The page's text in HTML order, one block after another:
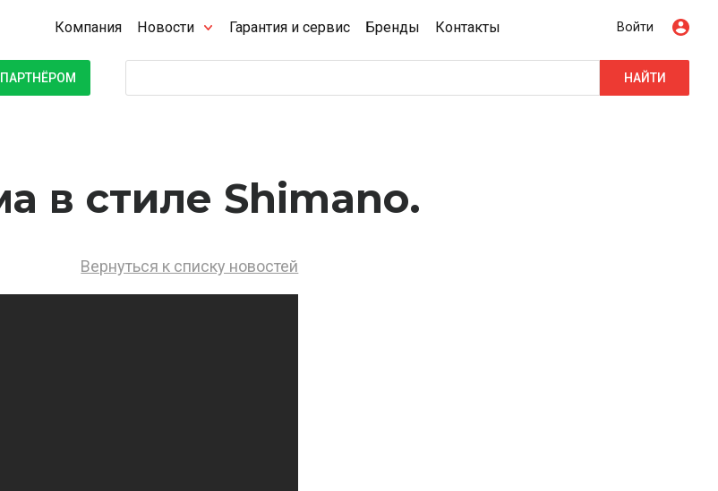
Компания Новости Гарантия и сервис Бренды Контакты Войти
ПАРТНЁРОМ НАЙТИ
в стиле Shimano.
Вернуться к списку новостей